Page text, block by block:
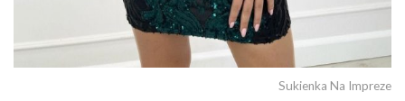
Sukienka Na Impreze